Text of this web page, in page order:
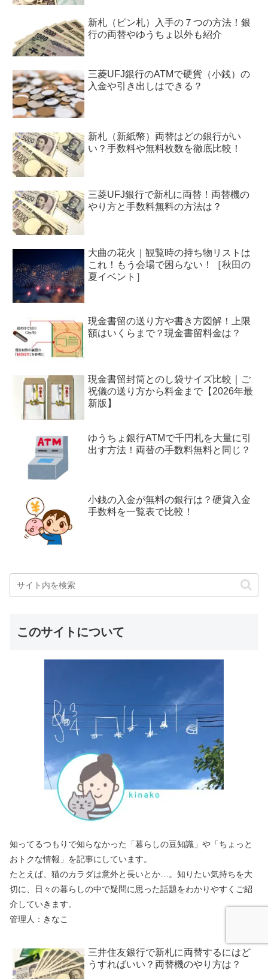
新札（ピン札）入手の７つの方法！銀
行の両替やゆうちょ以外も紹介
三菱UFJ銀行のATMで硬貨（小銭）の
入金や引き出しはできる？
新札（新紙幣）両替はどの銀行がい
い？手数料や無料枚数を徹底比較！
三菱UFJ銀行で新札に両替！両替機の
やり方と手数料無料の方法は？
大曲の花火｜観覧時の持ち物リストは
これ！もう会場で困らない！［秋田の
夏イベント］
現金書留の送り方や書き方図解！上限
額はいくらまで？現金書留料金は？
現金書留封筒とのし袋サイズ比較｜ご
祝儀の送り方から料金まで【2026年最
新版】
ゆうちょ銀行ATMで千円札を大量に引
出す方法！両替の手数料無料と同じ？
小銭の入金が無料の銀行は？硬貨入金
手数料を一覧表で比較！
このサイトについて
知ってるつもりで知らなかった「暮らしの豆知識」や「ちょっと
おトクな情報」を記事にしています。
たとえば、猫のカラダは意外と長いとか…。知りたい気持ちを大
切に、日々の暮らしの中で疑問に思った話題をわかりやすくご紹
介していきます。
管理人：きなこ
三井住友銀行で新札に両替するにはど
うすればいい？両替機のやり方は？